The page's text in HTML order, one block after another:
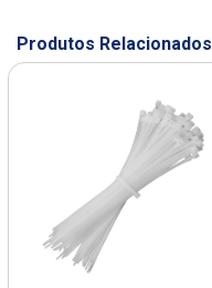
Produtos Relacionados